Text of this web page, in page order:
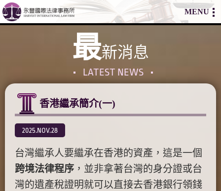
MENU
最新消息
LATEST NEWS
香港繼承簡介(一)
2025.NOV.28
台灣繼承人要繼承在香港的資產，這是一個
跨境法律程序 ，並非拿著台灣的身分證或台
灣的遺產稅證明就可以直接去香港銀行領錢